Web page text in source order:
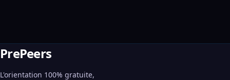
PrePeers
L'orientation 100% gratuite,